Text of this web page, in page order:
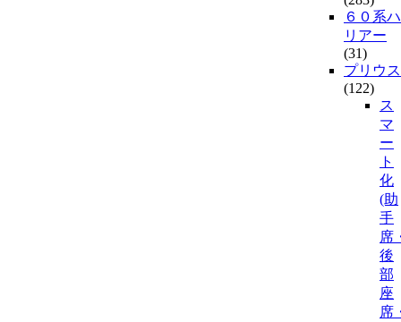
６０系ハ
リアー
(31)
プリウス
(122)
ス
マ
ー
ト
化
(助
手
席
後
部
座
席